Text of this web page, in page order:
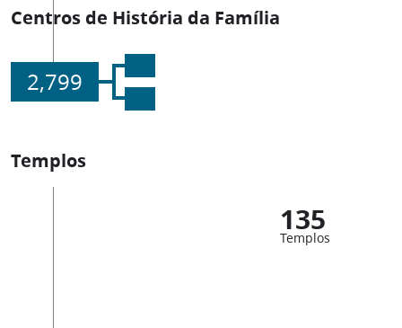
Centros de História da Família
2,799
Templos
135
Templos